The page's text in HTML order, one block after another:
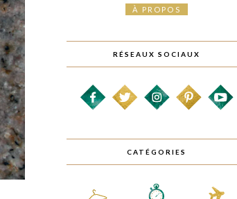
À PROPOS
RÉSEAUX SOCIAUX
CATÉGORIES